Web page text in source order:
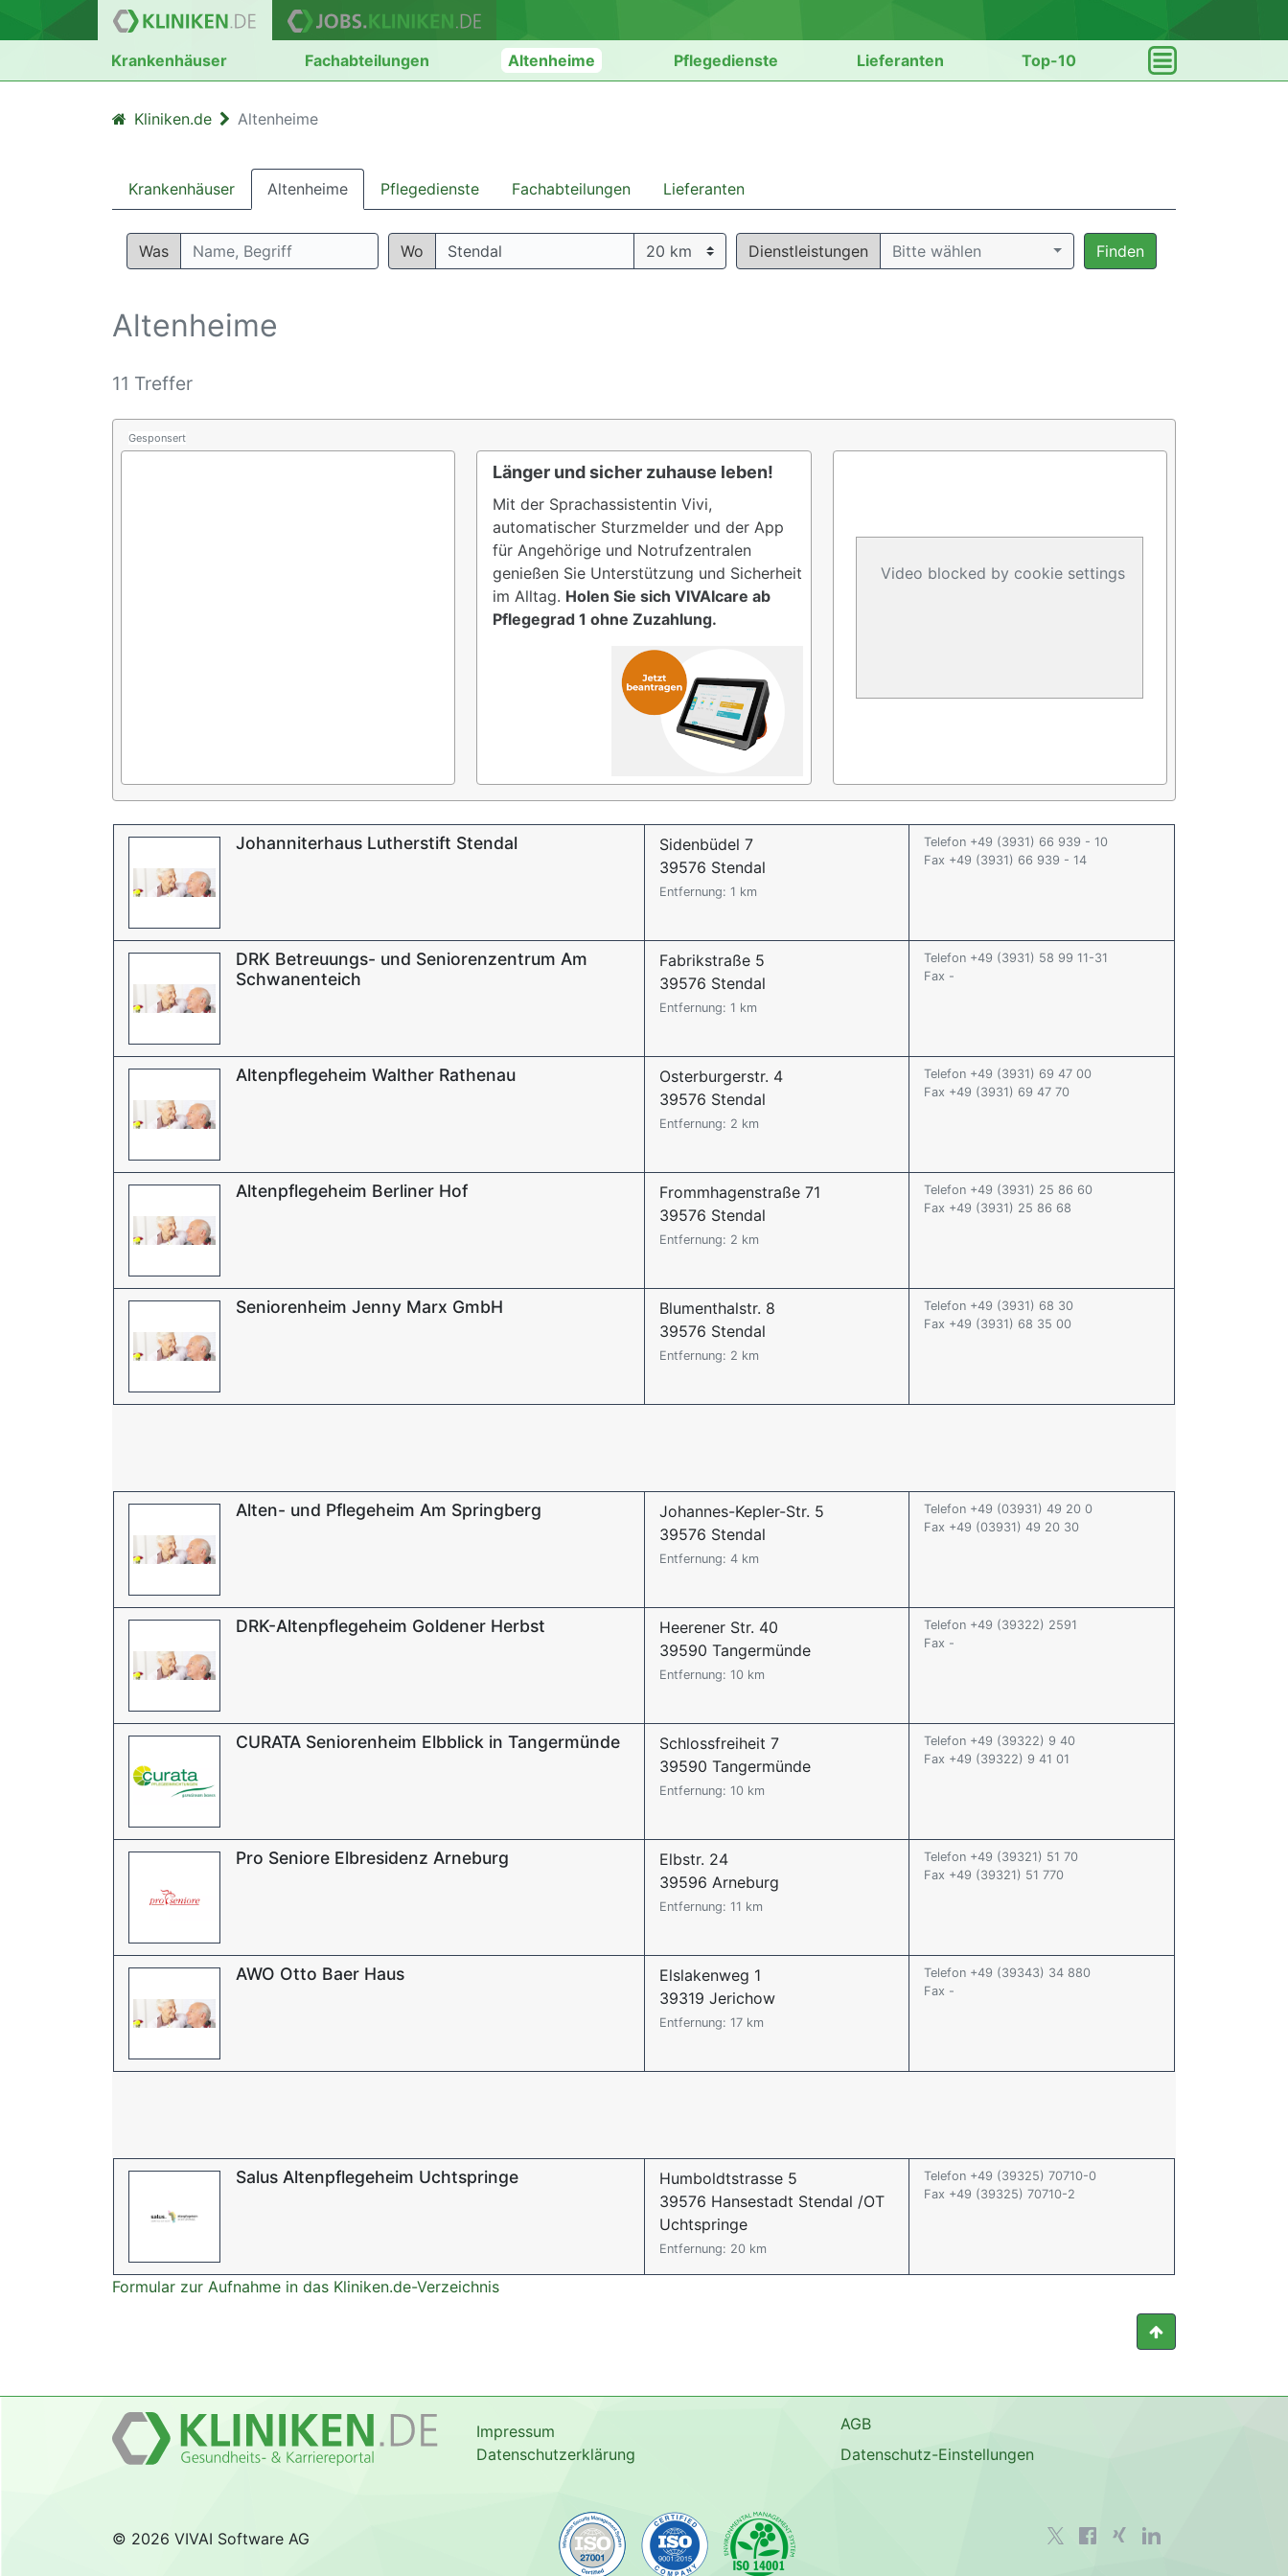
Krankenhäuser Fachabteilungen Altenheime Pflegedienste Lieferanten Top-10
Kliniken.de Altenheime
Krankenhäuser Altenheime Pflegedienste Fachabteilungen Lieferanten
Was Wo Dienstleistungen Bitte wählen Finden
Altenheime
11 Treffer
Gesponsert
Länger und sicher zuhause leben!
Mit der Sprachassistentin Vivi,
automatischer Sturzmelder und der App
für Angehörige und Notrufzentralen
genießen Sie Unterstützung und Sicherheit
im Alltag. Holen Sie sich VIVAIcare ab
Pflegegrad 1 ohne Zuzahlung.
Video blocked by cookie settings
Johanniterhaus Lutherstift Stendal
Sidenbüdel 7
39576 Stendal
Entfernung: 1 km
Telefon +49 (3931) 66 939 - 10
Fax +49 (3931) 66 939 - 14
DRK Betreuungs- und Seniorenzentrum Am
Schwanenteich
Fabrikstraße 5
39576 Stendal
Entfernung: 1 km
Telefon +49 (3931) 58 99 11-31
Fax -
Altenpflegeheim Walther Rathenau
Osterburgerstr. 4
39576 Stendal
Entfernung: 2 km
Telefon +49 (3931) 69 47 00
Fax +49 (3931) 69 47 70
Altenpflegeheim Berliner Hof
Frommhagenstraße 71
39576 Stendal
Entfernung: 2 km
Telefon +49 (3931) 25 86 60
Fax +49 (3931) 25 86 68
Seniorenheim Jenny Marx GmbH
Blumenthalstr. 8
39576 Stendal
Entfernung: 2 km
Telefon +49 (3931) 68 30
Fax +49 (3931) 68 35 00
Alten- und Pflegeheim Am Springberg
Johannes-Kepler-Str. 5
39576 Stendal
Entfernung: 4 km
Telefon +49 (03931) 49 20 0
Fax +49 (03931) 49 20 30
DRK-Altenpflegeheim Goldener Herbst
Heerener Str. 40
39590 Tangermünde
Entfernung: 10 km
Telefon +49 (39322) 2591
Fax -
CURATA Seniorenheim Elbblick in Tangermünde
Schlossfreiheit 7
39590 Tangermünde
Entfernung: 10 km
Telefon +49 (39322) 9 40
Fax +49 (39322) 9 41 01
Pro Seniore Elbresidenz Arneburg
Elbstr. 24
39596 Arneburg
Entfernung: 11 km
Telefon +49 (39321) 51 70
Fax +49 (39321) 51 770
AWO Otto Baer Haus
Elslakenweg 1
39319 Jerichow
Entfernung: 17 km
Telefon +49 (39343) 34 880
Fax -
Salus Altenpflegeheim Uchtspringe
Humboldtstrasse 5
39576 Hansestadt Stendal /OT
Uchtspringe
Entfernung: 20 km
Telefon +49 (39325) 70710-0
Fax +49 (39325) 70710-2
Formular zur Aufnahme in das Kliniken.de-Verzeichnis
Impressum
Datenschutzerklärung
AGB
Datenschutz-Einstellungen
© 2026 VIVAI Software AG